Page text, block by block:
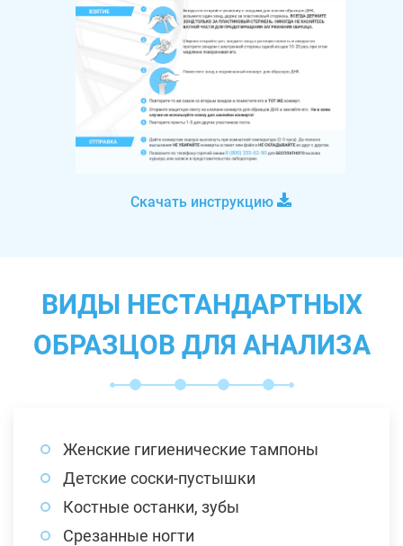
Скачать инструкцию
ВИДЫ НЕСТАНДАРТНЫХ
ОБРАЗЦОВ ДЛЯ АНАЛИЗА
Женские гигиенические тампоны
Детские соски-пустышки
Костные останки, зубы
Срезанные ногти